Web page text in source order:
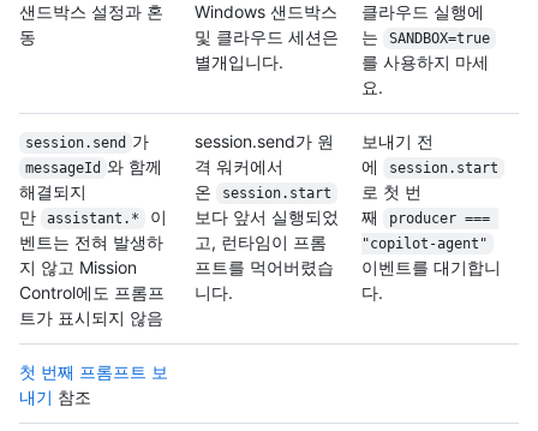
샌드박스 설정과 혼
동
Windows 샌드박스
및 클라우드 세션은
별개입니다.
클라우드 실행에
는
SANDBOX=true
를 사용하지 마세
요.
session.send 가
messageId 와 함께
해결되지
만
assistant.*
이
벤트는 전혀 발생하
지 않고 Mission
Control에도 프롬프
트가 표시되지 않음
session.send가 원
격 워커에서
온
session.start
보다 앞서 실행되었
고, 런타임이 프롬
프트를 먹어버렸습
니다.
보내기 전
에
session.start
로 첫 번
째
producer ===
"copilot-agent"
이벤트를 대기합니
다.
첫 번째 프롬프트 보
내기 참조